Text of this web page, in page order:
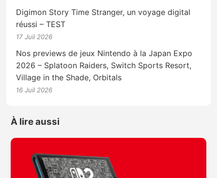
Digimon Story Time Stranger, un voyage digital
réussi – TEST
17 Juil 2026
Nos previews de jeux Nintendo à la Japan Expo
2026 – Splatoon Raiders, Switch Sports Resort,
Village in the Shade, Orbitals
16 Juil 2026
À lire aussi